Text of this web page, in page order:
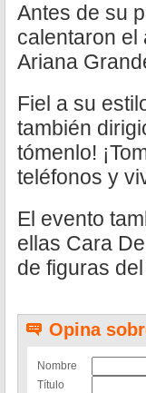
Antes de su
calentaron el
Ariana
Fiel a su
también
tómenlo!
teléfonos y
El evento
ellas Cara
de figuras
Opina
Nombre
Título